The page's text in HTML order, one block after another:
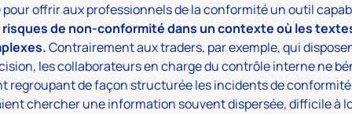
pour offrir aux professionnels de la conformité un outil
de non-conformité dans un contexte où les
Contrairement aux traders, par exemple, qui
les collaborateurs en charge du contrôle interne ne
regroupant de façon structurée les incidents de
chercher une information souvent dispersée, difficile à